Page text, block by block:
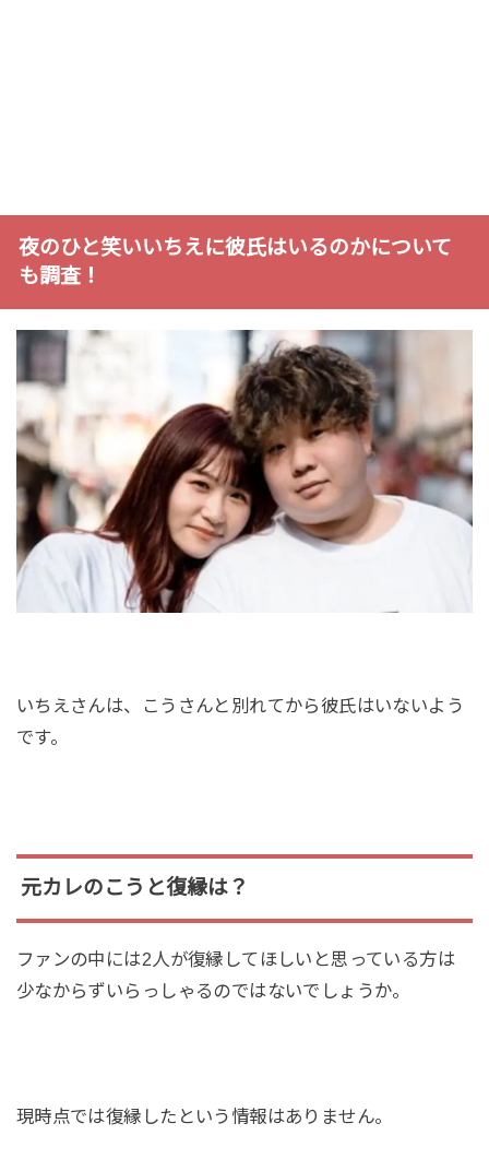
夜のひと笑いいちえに彼氏はいるのかについて
も調査！
いちえさんは、こうさんと別れてから彼氏はいないよう
です。
元カレのこうと復縁は？
ファンの中には2人が復縁してほしいと思っている方は
少なからずいらっしゃるのではないでしょうか。
現時点では復縁したという情報はありません。